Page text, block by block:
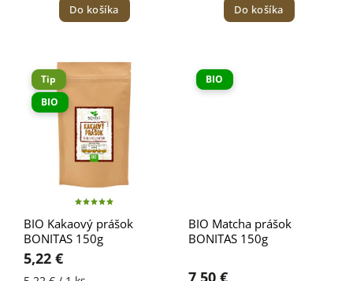
Do košíka Do košíka
Tip
BIO
BIO Kakaový prášok
BONITAS 150g
5,22 €
BIO
BIO Matcha prášok
BONITAS 150g
7,50 €